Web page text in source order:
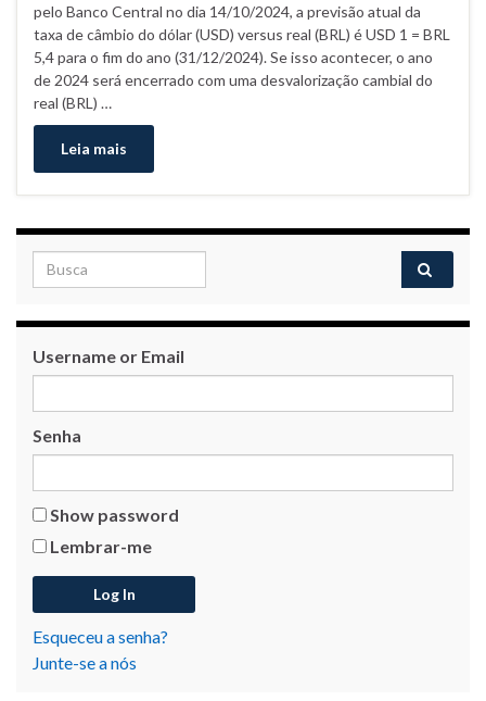
pelo Banco Central no dia 14/10/2024, a previsão atual da
taxa de câmbio do dólar (USD) versus real (BRL) é USD 1 = BRL
5,4 para o fim do ano (31/12/2024). Se isso acontecer, o ano
de 2024 será encerrado com uma desvalorização cambial do
real (BRL) …
Leia mais
Username or Email
Senha
Show password
Lembrar-me
Esqueceu a senha?
Junte-se a nós